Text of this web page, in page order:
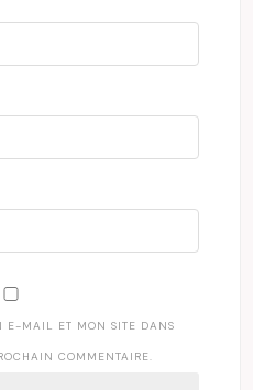
E-MAIL ET MON SITE DANS
COMMENTAIRE.